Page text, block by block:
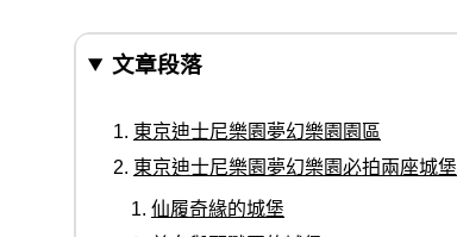
文章段落
東京迪士尼樂園夢幻樂園園區
東京迪士尼樂園夢幻樂園必拍兩座城堡
仙履奇緣的城堡